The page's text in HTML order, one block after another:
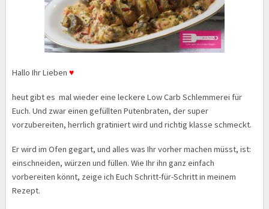
Hallo Ihr Lieben ♥
heut gibt es mal wieder eine leckere Low Carb Schlemmerei für
Euch. Und zwar einen gefüllten Putenbraten, der super
vorzubereiten, herrlich gratiniert wird und richtig klasse schmeckt.
Er wird im Ofen gegart, und alles was Ihr vorher machen müsst, ist:
einschneiden, würzen und füllen. Wie Ihr ihn ganz einfach
vorbereiten könnt, zeige ich Euch Schritt-für-Schritt in meinem
Rezept.